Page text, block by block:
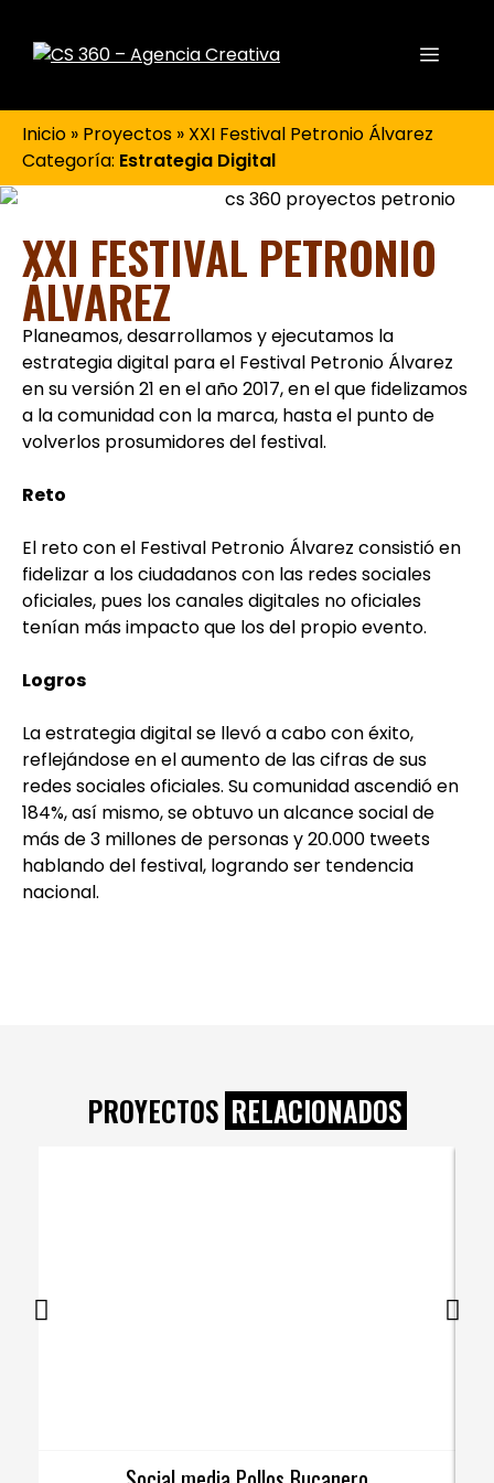
Inicio » Proyectos » XXI Festival Petronio Álvarez
Categoría: Estrategia Digital
XXI FESTIVAL PETRONIO
ÁLVAREZ
Planeamos, desarrollamos y ejecutamos la
estrategia digital para el Festival Petronio Álvarez
en su versión 21 en el año 2017, en el que fidelizamos
a la comunidad con la marca, hasta el punto de
volverlos prosumidores del festival.
Reto
El reto con el Festival Petronio Álvarez consistió en
fidelizar a los ciudadanos con las redes sociales
oficiales, pues los canales digitales no oficiales
tenían más impacto que los del propio evento.
Logros
La estrategia digital se llevó a cabo con éxito,
reflejándose en el aumento de las cifras de sus
redes sociales oficiales. Su comunidad ascendió en
184%, así mismo, se obtuvo un alcance social de
más de 3 millones de personas y 20.000 tweets
hablando del festival, logrando ser tendencia
nacional.
PROYECTOS RELACIONADOS